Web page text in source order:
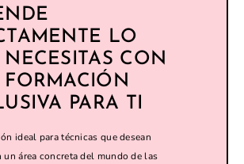
LO
CON
PARA TI
ideal para técnicas que desean
un área concreta del mundo de las